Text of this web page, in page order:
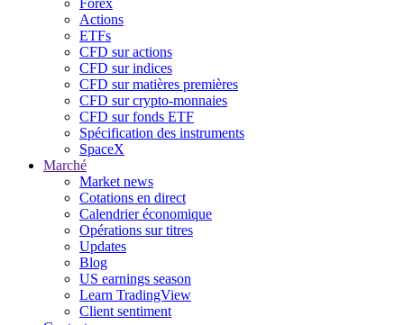
Actions
ETFs
CFD sur actions
CFD sur indices
CFD sur matières premières
CFD sur crypto-monnaies
CFD sur fonds ETF
Spécification des instruments
SpaceX
Marché
Market news
Cotations en direct
Calendrier économique
Opérations sur titres
Updates
Blog
US earnings season
Learn TradingView
Client sentiment